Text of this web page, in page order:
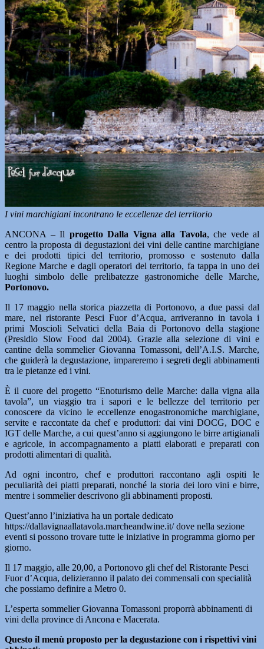
I vini marchigiani incontrano le eccellenze del territorio
ANCONA – Il progetto Dalla Vigna alla Tavola, che vede al
centro la proposta di degustazioni dei vini delle cantine marchigiane
e dei prodotti tipici del territorio, promosso e sostenuto dalla
Regione Marche e dagli operatori del territorio, fa tappa in uno dei
luoghi simbolo delle prelibatezze gastronomiche delle Marche,
Portonovo.
Il 17 maggio nella storica piazzetta di Portonovo, a due passi dal
mare, nel ristorante Pesci Fuor d’Acqua, arriveranno in tavola i
primi Moscioli Selvatici della Baia di Portonovo della stagione
(Presidio Slow Food dal 2004). Grazie alla selezione di vini e
cantine della sommelier Giovanna Tomassoni, dell’A.I.S. Marche,
che guiderà la degustazione, impareremo i segreti degli abbinamenti
tra le pietanze ed i vini.
È il cuore del progetto “Enoturismo delle Marche: dalla vigna alla
tavola”, un viaggio tra i sapori e le bellezze del territorio per
conoscere da vicino le eccellenze enogastronomiche marchigiane,
servite e raccontate da chef e produttori: dai vini DOCG, DOC e
IGT delle Marche, a cui quest’anno si aggiungono le birre artigianali
e agricole, in accompagnamento a piatti elaborati e preparati con
prodotti alimentari di qualità.
Ad ogni incontro, chef e produttori raccontano agli ospiti le
peculiarità dei piatti preparati, nonché la storia dei loro vini e birre,
mentre i sommelier descrivono gli abbinamenti proposti.
Quest’anno l’iniziativa ha un portale dedicato
https://dallavignaallatavola.marcheandwine.it/ dove nella sezione
eventi si possono trovare tutte le iniziative in programma giorno per
giorno.
Il 17 maggio, alle 20,00, a Portonovo gli chef del Ristorante Pesci
Fuor d’Acqua, delizieranno il palato dei commensali con specialità
che possiamo definire a Metro 0.
L’esperta sommelier Giovanna Tomassoni proporrà abbinamenti di
vini della province di Ancona e Macerata.
Questo il menù proposto per la degustazione con i rispettivi vini